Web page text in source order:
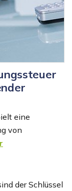
eine
von
der Schlüssel